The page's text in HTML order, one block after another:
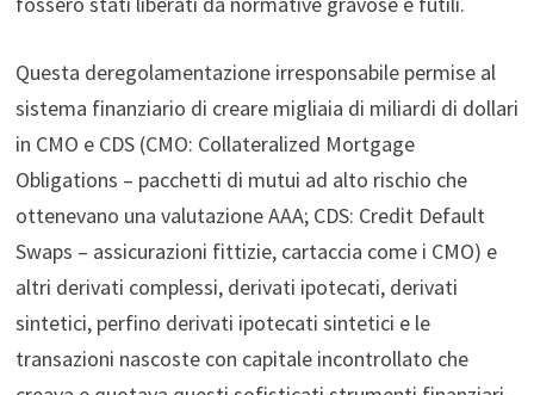
Questa deregolamentazione irresponsabile permise al
sistema finanziario di creare migliaia di miliardi di dollari
in CMO e CDS (CMO: Collateralized Mortgage
Obligations – pacchetti di mutui ad alto rischio che
ottenevano una valutazione AAA; CDS: Credit Default
Swaps – assicurazioni fittizie, cartaccia come i CMO) e
altri derivati complessi, derivati ipotecati, derivati
sintetici, perfino derivati ipotecati sintetici e le
transazioni nascoste con capitale incontrollato che